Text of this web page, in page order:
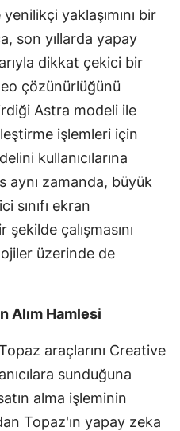
Mersin
İstanbul
İzmir
Kars
Kastamonu
Kayseri
Kırklareli
Kırşehir
Konya
Kütahya
Malatya
Manisa
yaklaşımını bir
son yıllarda yapay
dikkat çekici bir
çözünürlüğünü
Astra modeli ile
işlemleri için
kullanıcılarına
aynı zamanda, büyük
sınıfı ekran
çalışmasını
üzerinde de
Alım Hamlesi
araçlarını Creative
sunduğuna
alma işleminin
Topaz'ın yapay zeka